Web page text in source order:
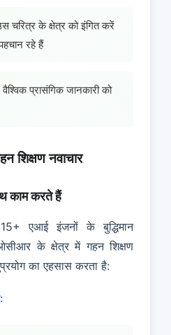
चरित्र के क्षेत्र को इंगित करें
रहे हैं
वैश्विक प्रासंगिक जानकारी को
शिक्षण नवाचार
काम करते हैं
एआई इंजनों के बुद्धिमान
के क्षेत्र में गहन शिक्षण
का एहसास करता है: